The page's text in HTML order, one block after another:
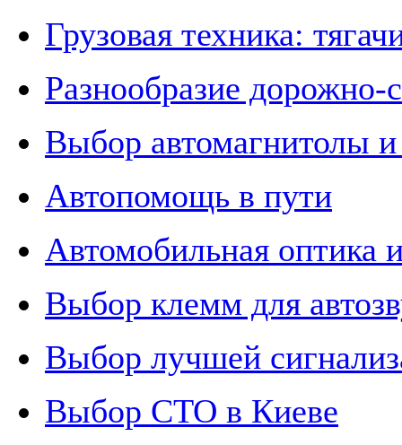
Грузовая техника:
Разнообразие дорожно-
Выбор автомагнитолы
Автопомощь в пути
Автомобильная оптика
Выбор клемм для
Выбор лучшей
Выбор СТО в Киеве